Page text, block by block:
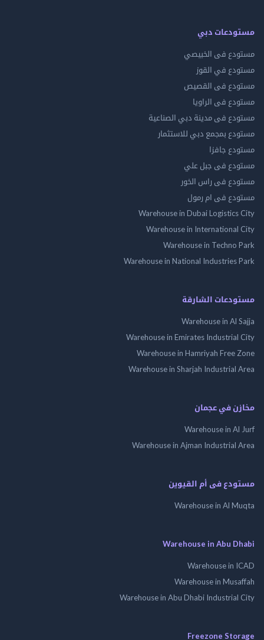
مستودعات دبي
مستودع فى الخبيصي
مستودع في القوز
مستودع فى القصيص
مستودع فى الراويا
مستودع فى مدينة دبي الصناعية
مستودع بمجمع دبي للاستثمار
مستودع جافزا
مستودع فى جبل علي
مستودع فى راس الخور
مستودع فى ام رمول
Warehouse in Dubai Logistics City
Warehouse in International City
Warehouse in Techno Park
Warehouse in National Industries Park
مستودعات الشارقة
Warehouse in Al Sajja
Warehouse in Emirates Industrial City
Warehouse in Hamriyah Free Zone
Warehouse in Sharjah Industrial Area
مخازن في عجمان
Warehouse in Al Jurf
Warehouse in Ajman Industrial Area
مستودع فى أم القيوين
Warehouse in Al Muqta
Warehouse in Abu Dhabi
Warehouse in ICAD
Warehouse in Musaffah
Warehouse in Abu Dhabi Industrial City
Freezone Storage